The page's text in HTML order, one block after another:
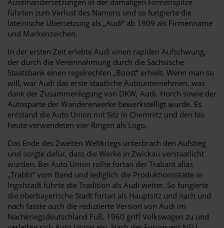
führten zum Verlust des Namens und so fungierte die
lateinische Übersetzung als „Audi“ ab 1909 als Firmenname
und Markenzeichen.
In der ersten Zeit erlebte Audi einen rapiden Aufschwung,
der durch die Vereinnahmung durch die Sächsische
Staatsbank einen regelrechten „Boost“ erhielt. Wenn man so
will, war Audi das erste staatliche Autounternehmen, was
dank der Zusammenlegung von DKW, Audi, Horch sowie der
Autosparte der Wandererwerke bewerkstelligt wurde. Es
entstand die Auto Union mit Sitz in Chemnitz und den bis
heute verwendeten vier Ringen als Logo.
Das Ende des Zweiten Weltkriegs unterbrach den Aufstieg
und sorgte dafür, dass die Werke in Zwickau verstaatlicht
wurden. Bei Auto Union rollte fortan der Trabant alias
„Trabbi“ vom Band und lediglich die Produktionsstätte in
Ingolstadt führte die Tradition als Audi weiter. So fungierte
die oberbayerische Stadt fortan als Hauptsitz und nach und
nach fasste auch die reduzierte Version von Audi im
Nachkriegsdeutschland Fuß. 1960 griff Volkswagen zu und